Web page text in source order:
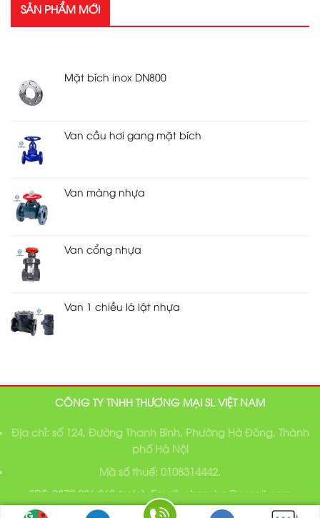
SẢN PHẨM MỚI
Mặt bích inox DN800
Van cầu hơi gang mặt bích
Van màng nhựa
Van cổng nhựa
Van 1 chiều lá lật nhựa
CÔNG TY TNHH THƯƠNG MẠI SL VIỆT NAM
Địa chỉ: số 124, Đường Thanh Bình, Phường Hà Đông, Thành
phố Hà Nội
Mã số thuế: 0108314442.
SĐT: 0379 236 268 (zalo), Email: chanslvn@gmail.com